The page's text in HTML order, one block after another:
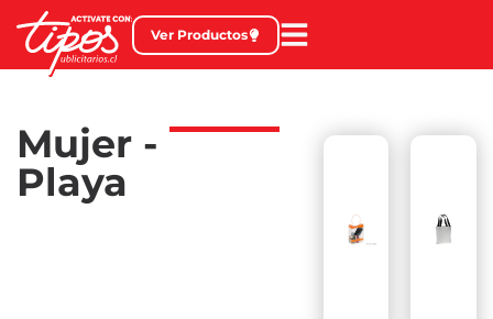
Ver Productos
Mujer -
Playa